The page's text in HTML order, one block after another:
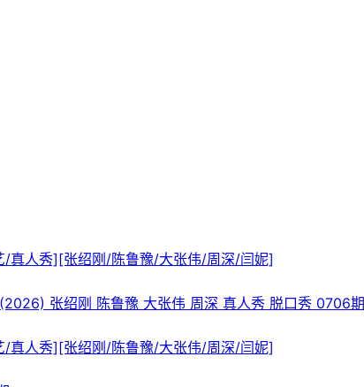
真人秀][张绍刚/陈鲁豫/大张伟/周深/闫妮]
脱口秀和Ta的朋友们 第三季/脱口秀和Ta的朋友们3 (2026) 张绍刚 陈鲁豫 大张伟 周深 真人秀 脱口秀 0706期
真人秀][张绍刚/陈鲁豫/大张伟/周深/闫妮]